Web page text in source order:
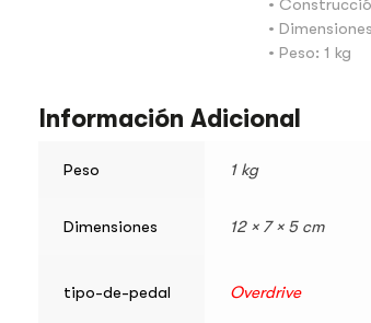
•
•
• Peso: 1 kg
Información Adicional
Peso 1 kg
Dimensiones 12 × 7 × 5 cm
tipo-de-pedal Overdrive